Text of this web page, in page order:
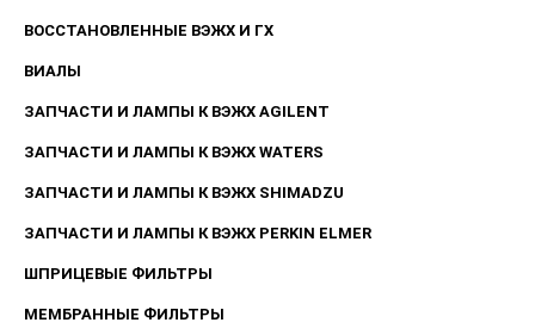
ВОССТАНОВЛЕННЫЕ ВЭЖХ И ГХ
ВИАЛЫ
ЗАПЧАСТИ И ЛАМПЫ К ВЭЖХ AGILENT
ЗАПЧАСТИ И ЛАМПЫ К ВЭЖХ WATERS
ЗАПЧАСТИ И ЛАМПЫ К ВЭЖХ SHIMADZU
ЗАПЧАСТИ И ЛАМПЫ К ВЭЖХ PERKIN ELMER
ШПРИЦЕВЫЕ ФИЛЬТРЫ
МЕМБРАННЫЕ ФИЛЬТРЫ